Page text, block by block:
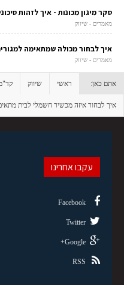
סקר מיגון מכונות - איך לזהות
מאמרים - שיווק
איך לבחור מכולה שמתאימה
מאמרים - שיווק
אתם כאן: ראשי שיווק
איך לבחור איזה מכשיר חשמלי לבית
עקבו אחרינו
Facebook
Twitter
Google+
RSS